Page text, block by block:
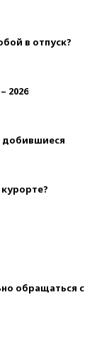
в отпуск?
2026
добившиеся
обращаться с